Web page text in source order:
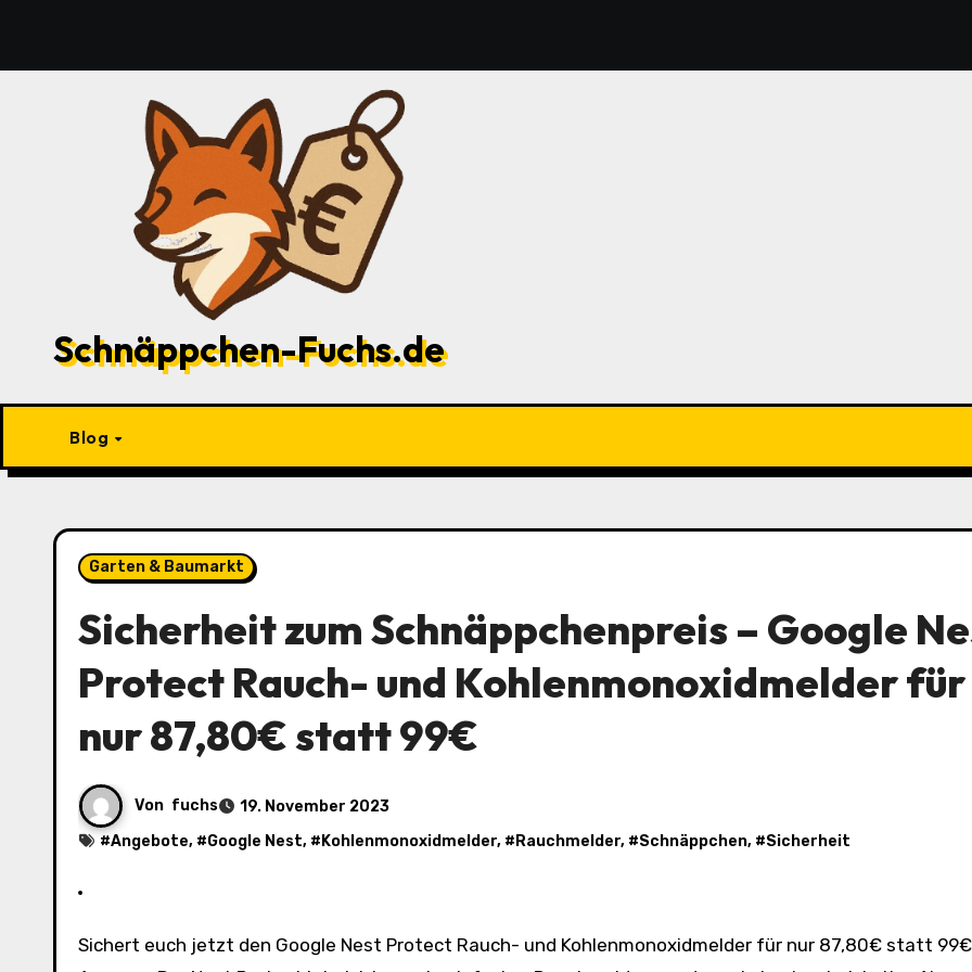
springen
Schnäppchen-Fuchs.de
Blog
Garten & Baumarkt
Sicherheit zum Schnäppchenpreis – Google
Protect Rauch- und Kohlenmonoxidmelder für
nur 87,80€ statt 99€
Von fuchs
19. November 2023
#Angebote, #Google Nest, # Kohlenmonoxidmelder, # Rauchmelder, #Schnäppchen, #Sicherheit
Sichert euch jetzt den Google Nest Protect Rauch- und Kohlenmonoxidmelder für nur 87,80€ statt 99€ bei